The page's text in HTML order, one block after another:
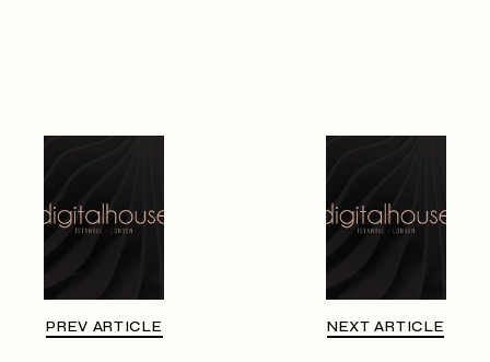
PREV ARTICLE NEXT ARTICLE